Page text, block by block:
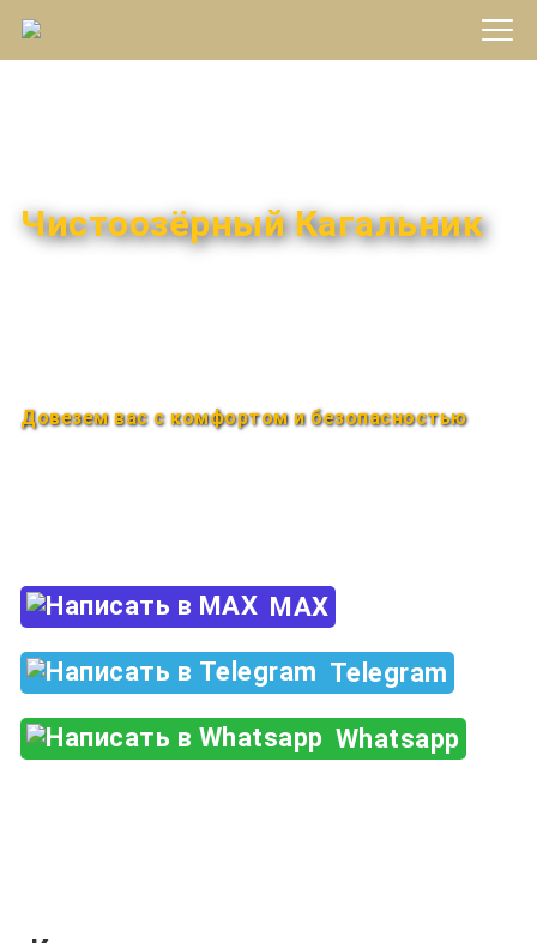
Чистоозёрный Кагальник
Довезем вас с комфортом и безопасностью
MAX
Telegram
Whatsapp